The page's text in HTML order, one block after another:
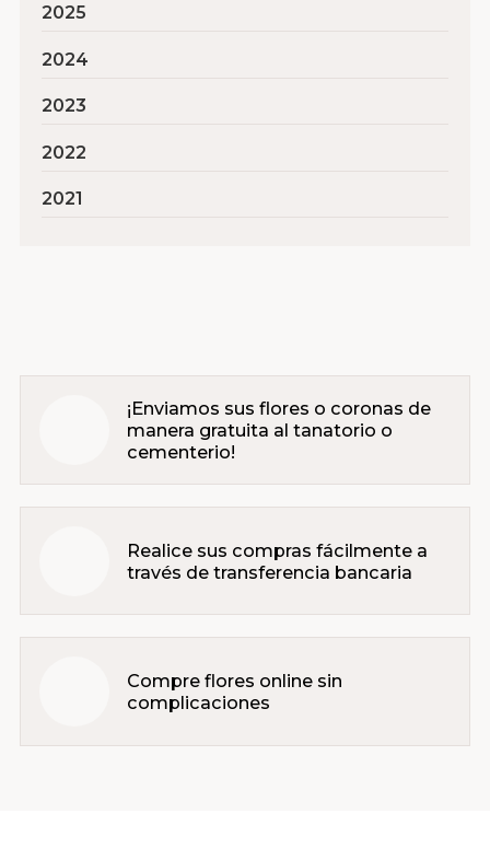
2025
2024
2023
2022
2021
¡Enviamos sus flores o coronas de
manera gratuita al tanatorio o
cementerio!
Realice sus compras fácilmente a
través de transferencia bancaria
Compre flores online sin
complicaciones